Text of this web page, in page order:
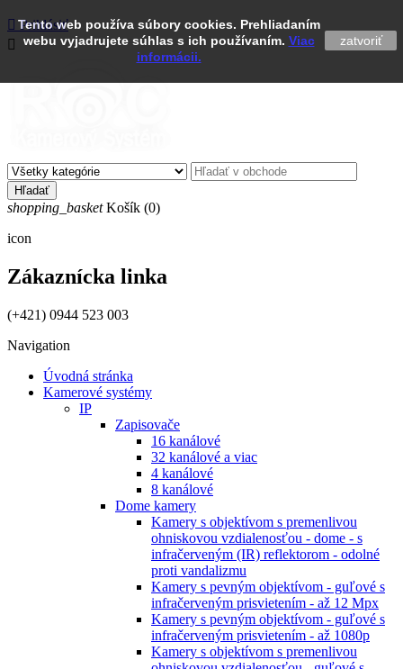
Tento web používa súbory cookies. Prehliadaním
webu vyjadrujete súhlas s ich používaním. Viac
informácii.
zatvoriť
 Prihlásiť

Hľadať
shopping_basket Košík (0)
icon
Zákaznícka linka
(+421) 0944 523 003
Navigation
Úvodná stránka
Kamerové systémy
IP
Zapisovače
16 kanálové
32 kanálové a viac
4 kanálové
8 kanálové
Dome kamery
Kamery s objektívom s premenlivou
ohniskovou vzdialenosťou - dome - s
infračerveným (IR) reflektorom - odolné
proti vandalizmu
Kamery s pevným objektívom - guľové s
infračerveným prisvietením - až 12 Mpx
Kamery s pevným objektívom - guľové s
infračerveným prisvietením - až 1080p
Kamery s objektívom s premenlivou